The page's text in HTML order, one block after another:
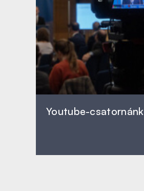
Youtube-csatornánk